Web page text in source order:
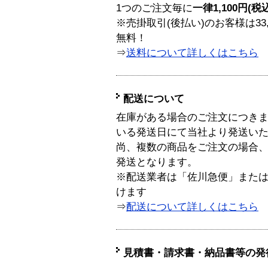
1つのご注文毎に一律1,100円(税
※売掛取引(後払い)のお客様は
無料！
⇒送料について詳しくはこちら
配送について
在庫がある場合のご注文につき
いる発送日にて当社より発送い
尚、複数の商品をご注文の場合
発送となります。
※配送業者は「佐川急便」また
けます
⇒配送について詳しくはこちら
見積書・請求書・納品書等の